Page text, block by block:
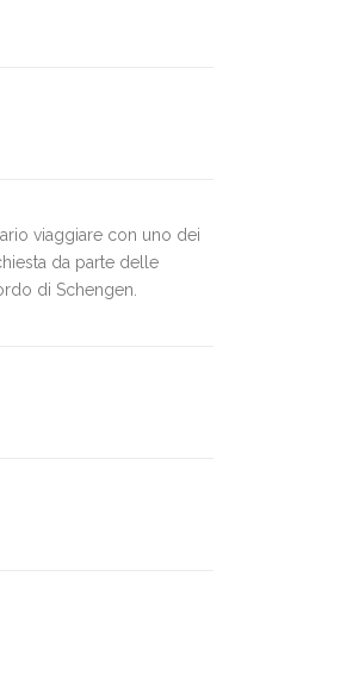
viaggiare con uno dei
da parte delle
di Schengen.